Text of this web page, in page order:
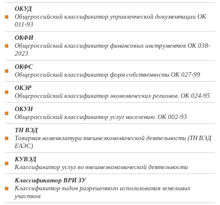
ОКУД
Общероссийский классификатор управленческой документации ОК
011-93
ОКФИ
Общероссийский классификатор финансовых инструментов OK 038-
2023
ОКФС
Общероссийский классификатор форм собственности ОК 027-99
ОКЭР
Общероссийский классификатор экономических регионов. ОК 024-95
ОКУН
Общероссийский классификатор услуг населению. ОК 002-93
ТН ВЭД
Товарная номенклатура внешнеэкономической деятельности (ТН ВЭД
ЕАЭС)
КУВЭД
Классификатор услуг во внешнеэкономической деятельности
Классификатор ВРИ ЗУ
Классификатор видов разрешенного использования земельных
участков